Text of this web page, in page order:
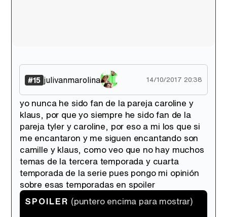
#15 julivanmarolina 14/10/2017 20:38
yo nunca he sido fan de la pareja caroline y
klaus, por que yo siempre he sido fan de la
pareja tyler y caroline, por eso a mi los que si
me encantaron y me siguen encantando son
camille y klaus, como veo que no hay muchos
temas de la tercera temporada y cuarta
temporada de la serie pues pongo mi opinión
sobre esas temporadas en spoiler
SPOILER (puntero encima para mostrar)